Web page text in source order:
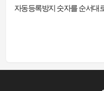
자동등록방지 숫자를 순서대